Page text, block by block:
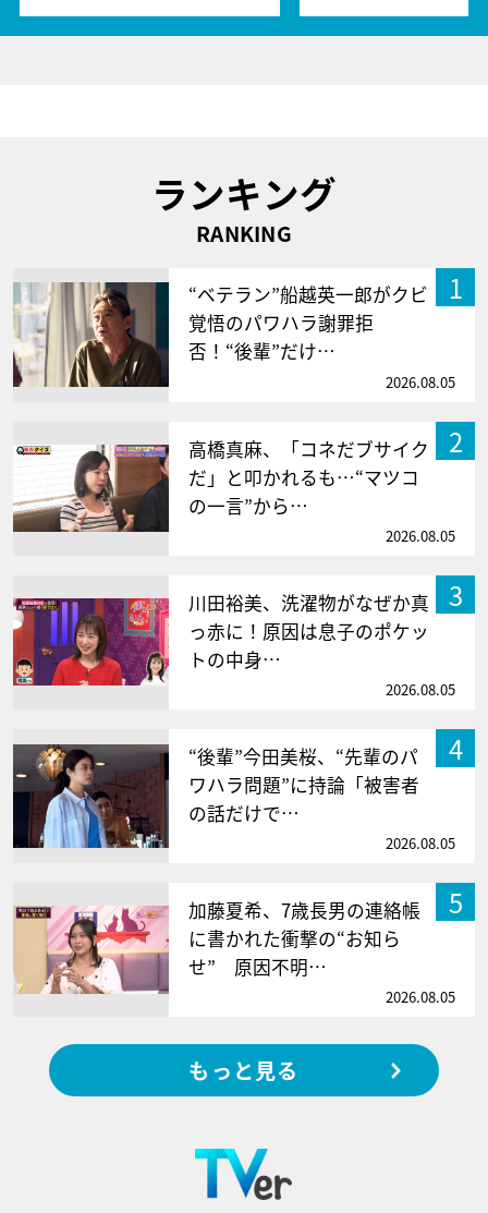
ランキング
RANKING
1
“ベテラン”船越英一郎がクビ
覚悟のパワハラ謝罪拒
否！“後輩”だけ…
2026.08.05
2
高橋真麻、「コネだブサイク
だ」と叩かれるも…“マツコ
の一言”から…
2026.08.05
3
川田裕美、洗濯物がなぜか真
っ赤に！原因は息子のポケッ
トの中身…
2026.08.05
4
“後輩”今田美桜、“先輩のパ
ワハラ問題”に持論「被害者
の話だけで…
2026.08.05
5
加藤夏希、7歳長男の連絡帳
に書かれた衝撃の“お知ら
せ” 原因不明…
2026.08.05
もっと見る